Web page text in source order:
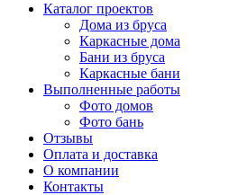
Каталог проектов
Дома из бруса
Каркасные дома
Бани из бруса
Каркасные бани
Выполненные работы
Фото домов
Фото бань
Отзывы
Оплата и доставка
О компании
Контакты